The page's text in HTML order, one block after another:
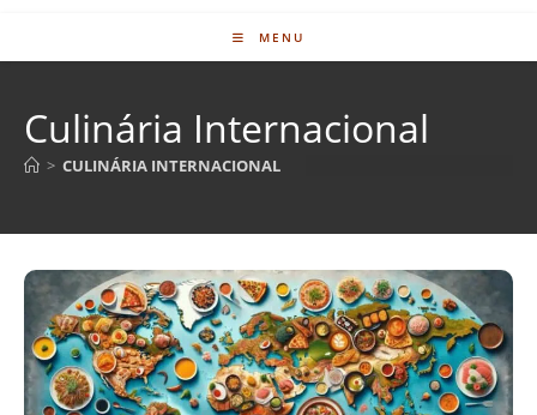
MENU
Culinária Internacional
> CULINÁRIA INTERNACIONAL